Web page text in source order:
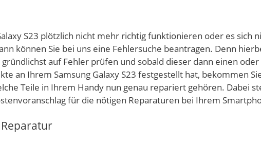
S23 plötzlich nicht mehr richtig funktionieren oder es sich
können Sie bei uns eine Fehlersuche beantragen. Denn
auf Fehler prüfen und sobald dieser dann einen
an Ihrem Samsung Galaxy S23 festgestellt hat, bekommen
Teile in Ihrem Handy nun genau repariert gehören. Dabei
für die nötigen Reparaturen bei Ihrem